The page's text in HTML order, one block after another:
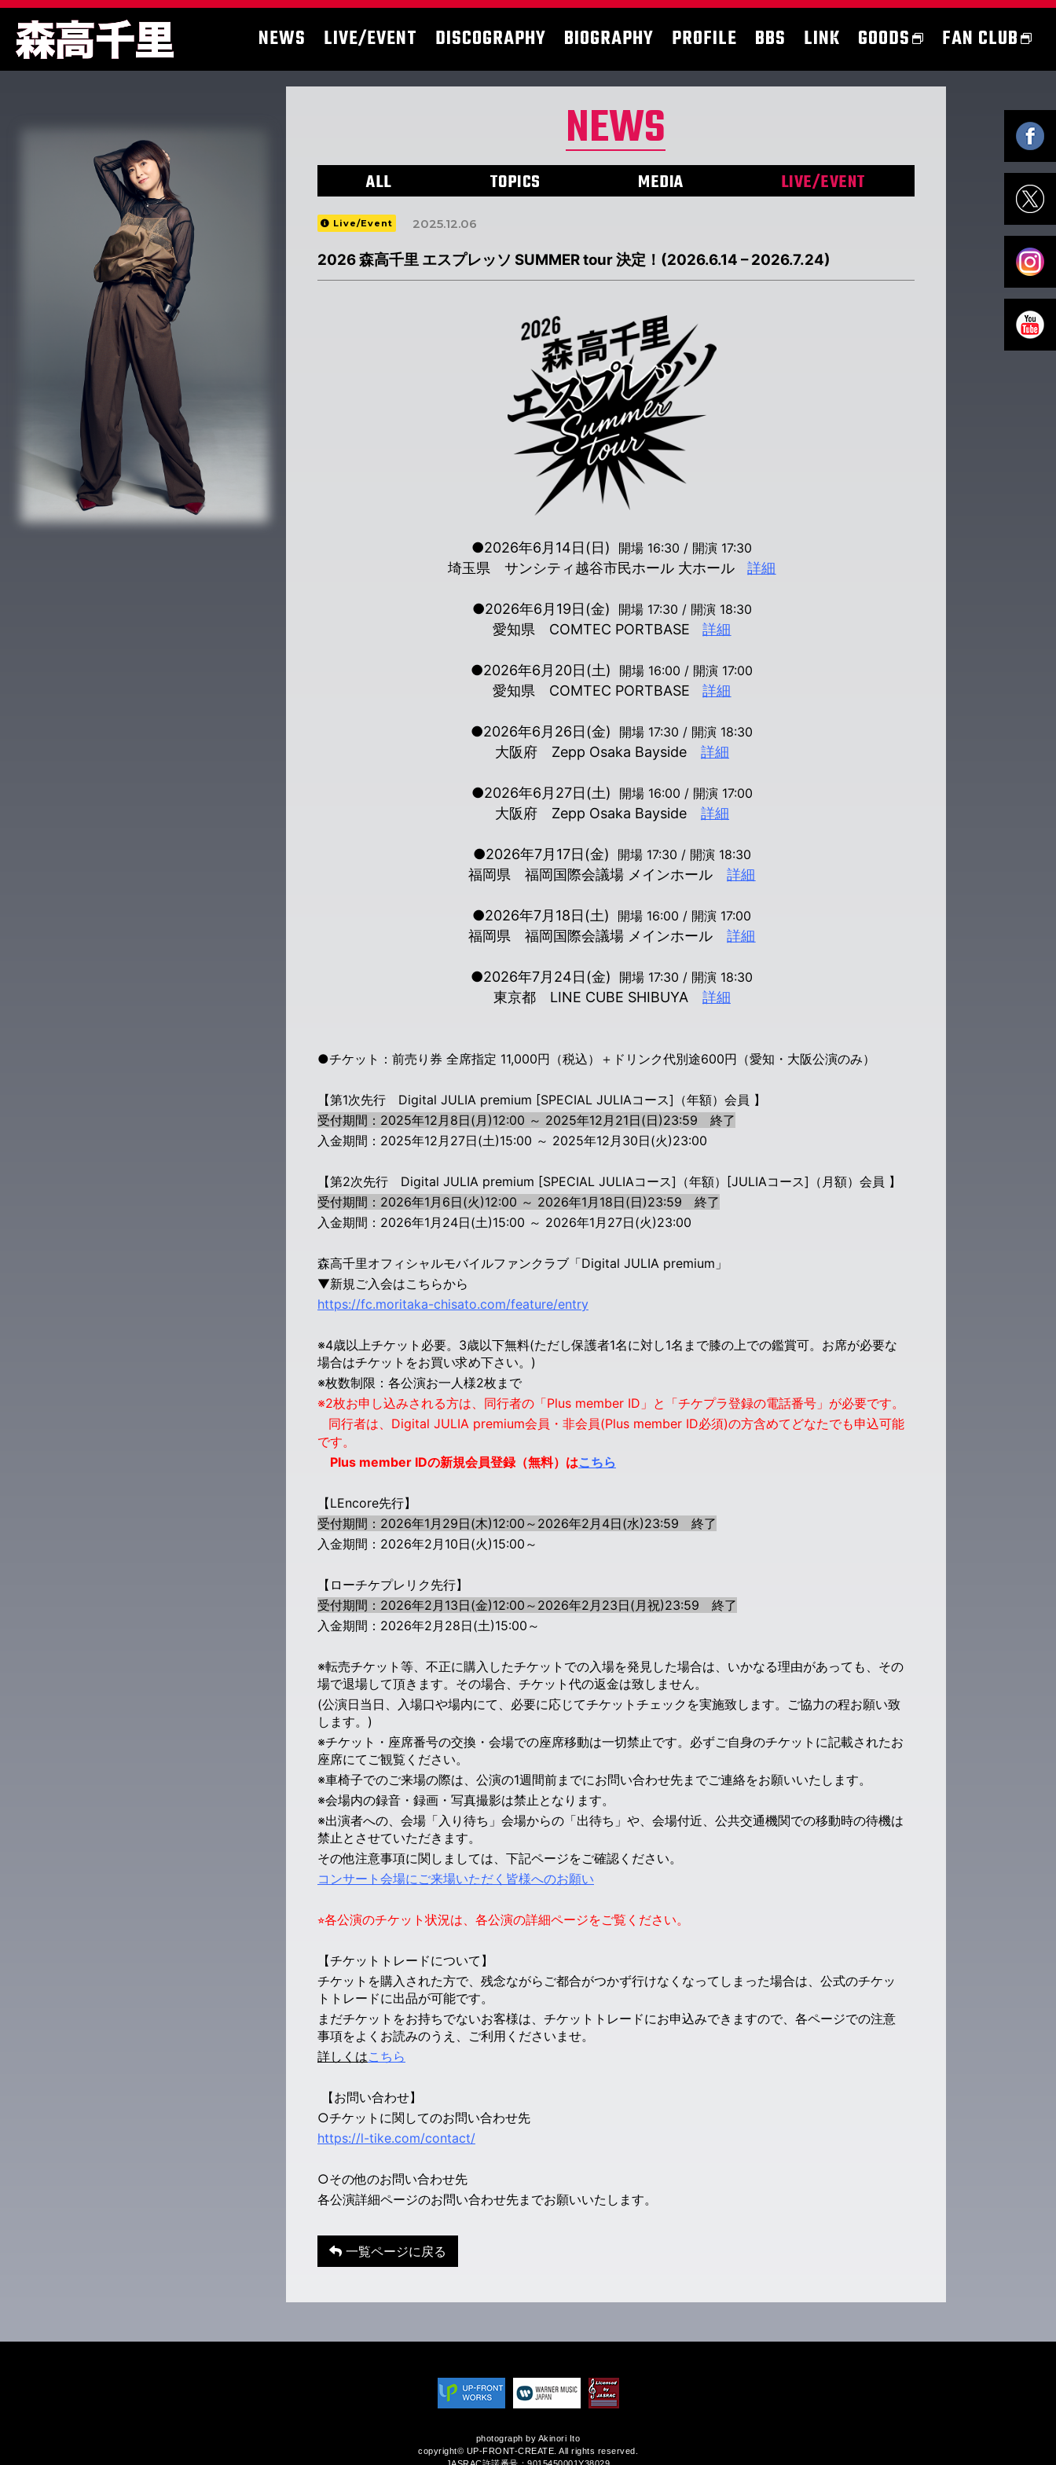
NEWS LIVE/EVENT DISCOGRAPHY BIOGRAPHY PROFILE BBS LINK GOODS FAN CLUB
NEWS
ALL TOPICS MEDIA LIVE/EVENT
Live/Event 2025.12.06
2026 森高千里 エスプレッソ SUMMER tour 決定！(2026.6.14 – 2026.7.24)
●2026年6月14日(日) 開場 16:30 / 開演 17:30
埼玉県 サンシティ越谷市民ホール 大ホール 詳細
●2026年6月19日(金) 開場 17:30 / 開演 18:30
愛知県 COMTEC PORTBASE 詳細
●2026年6月20日(土) 開場 16:00 / 開演 17:00
愛知県 COMTEC PORTBASE 詳細
●2026年6月26日(金) 開場 17:30 / 開演 18:30
大阪府Zepp Osaka Bayside 詳細
●2026年6月27日(土) 開場 16:00 / 開演 17:00
大阪府Zepp Osaka Bayside 詳細
●2026年7月17日(金) 開場 17:30 / 開演 18:30
福岡県 福岡国際会議場 メインホール詳細
●2026年7月18日(土) 開場 16:00 / 開演 17:00
福岡県 福岡国際会議場 メインホール詳細
●2026年7月24日(金) 開場 17:30 / 開演 18:30
東京都 LINE CUBE SHIBUYA 詳細
●チケット：前売り券 全席指定 11,000円（税込） ＋ドリンク代別途600円（愛知・大阪公演のみ）
【第1次先行 Digital JULIA premium [SPECIAL JULIAコース] （年額）会員 】
受付期間：2025年12月8日(月)12:00 ～ 2025年12月21日(日)23:59 終了
入金期間：2025年12月27日(土)15:00 ～ 2025年12月30日(火)23:00
【第2次先行 Digital JULIA premium [SPECIAL JULIAコース]（年額）[JULIAコース] （月額）会員 】
受付期間：2026年1月6日(火)12:00 ～ 2026年1月18日(日)23:59 終了
入金期間：2026年1月24日(土)15:00 ～ 2026年1月27日(火)23:00
森高千里オフィシャルモバイルファンクラブ「Digital JULIA premium」
▼新規ご入会はこちらから
https://fc.moritaka-chisato.com/feature/entry
※4歳以上チケット必要。3歳以下無料(ただし保護者1名に対し1名まで膝の上での鑑賞可。お席が必要な
場合はチケットをお買い求め下さい。)
※枚数制限：各公演お一人様2枚まで
※2枚お申し込みされる方は、同行者の「Plus member ID」と「チケプラ登録の電話番号」が必要です。
同行者は、Digital JULIA premium会員・非会員(Plus member ID必須)の方含めてどなたでも申込可能
です。
Plus member IDの新規会員登録（無料）はこちら
【LEncore先行】
受付期間：2026年1月29日(木)12:00～2026年2月4日(水)23:59 終了
入金期間：2026年2月10日(火)15:00～
【ローチケプレリク先行】
受付期間：2026年2月13日(金)12:00～2026年2月23日(月祝)23:59 終了
入金期間：2026年2月28日(土)15:00～
※転売チケット等、不正に購入したチケットでの入場を発見した場合は、いかなる理由があっても、その
場で退場して頂きます。その場合、チケット代の返金は致しません。
(公演日当日、入場口や場内にて、必要に応じてチケットチェックを実施致します。ご協力の程お願い致
します。)
※チケット・座席番号の交換・会場での座席移動は一切禁止です。必ずご自身のチケットに記載されたお
座席にてご観覧ください。
※車椅子でのご来場の際は、公演の1週間前までにお問い合わせ先までご連絡をお願いいたします。
※会場内の録音・録画・写真撮影は禁止となります。
※出演者への、会場「入り待ち」会場からの「出待ち」や、会場付近、公共交通機関での移動時の待機は
禁止とさせていただきます。
その他注意事項に関しましては、下記ページをご確認ください。
コンサート会場にご来場いただく皆様へのお願い
⭐︎各公演のチケット状況は、各公演の詳細ページをご覧ください。
【チケットトレードについて】
チケットを購入された方で、残念ながらご都合がつかず行けなくなってしまった場合は、公式のチケッ
トトレードに出品が可能です。
まだチケットをお持ちでないお客様は、チケットトレードにお申込みできますので、各ページでの注意
事項をよくお読みのうえ、ご利用くださいませ。
詳しくはこちら
【お問い合わせ】
○チケットに関してのお問い合わせ先
https://l-tike.com/contact/
○その他のお問い合わせ先
各公演詳細ページのお問い合わせ先までお願いいたします。
一覧ページに戻る
photograph by Akinori Ito
copyright© UP-FRONT-CREATE. All rights reserved.